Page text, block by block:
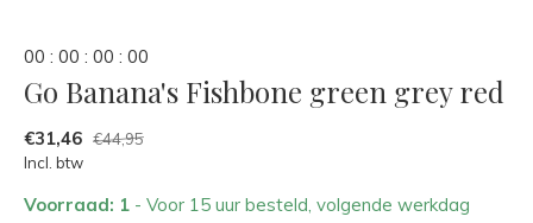
00 : 00 : 00 : 00
Go Banana's Fishbone green grey red
€31,46 €44,95
Incl. btw
Voorraad: 1 - Voor 15 uur besteld, volgende werkdag